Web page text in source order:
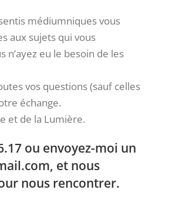
médiumniques vous
aux sujets qui vous
n’ayez eu le besoin de les
vos questions (sauf celles
échange.
et de la Lumière.
ou envoyez-moi un
, et nous
nous rencontrer.